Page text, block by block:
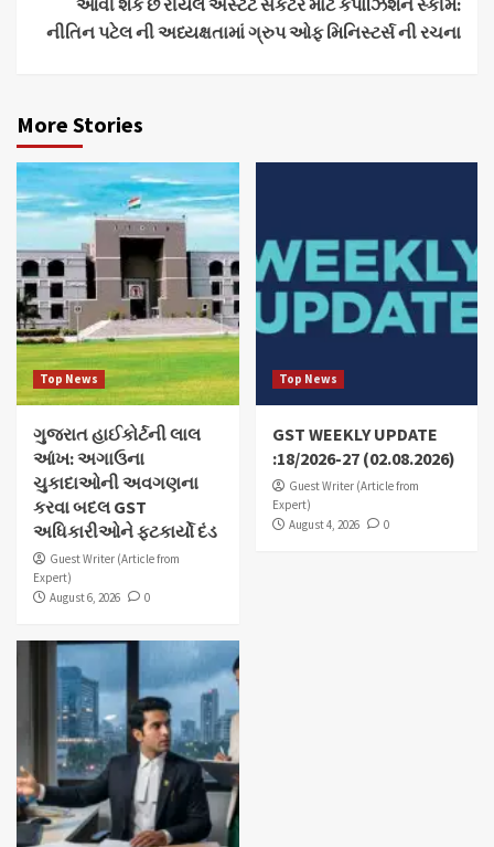
નીતિન પટેલ ની અધ્યક્ષતામાં ગ્રુપ ઓફ મિનિસ્ટર્સ ની રચના
More Stories
Top News
ગુજરાત હાઈકોર્ટની લાલ
આંખ: અગાઉના
ચુકાદાઓની અવગણના
કરવા બદલ GST
અધિકારીઓને ફટકાર્યો દંડ
Guest Writer (Article from
Expert)
August 6, 2026
0
Top News
GST WEEKLY UPDATE
:18/2026-27 (02.08.2026)
Guest Writer (Article from
Expert)
August 4, 2026
0